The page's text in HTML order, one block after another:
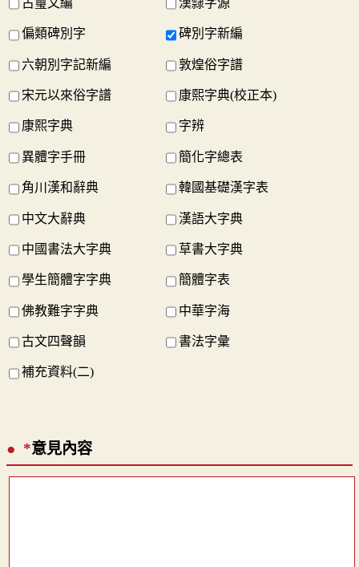
古璽文編 漢隸字源
偏類碑別字 碑別字新編
六朝別字記新編 敦煌俗字譜
宋元以來俗字譜 康熙字典(校正本)
康熙字典 字辨
異體字手冊 簡化字總表
角川漢和辭典 韓國基礎漢字表
中文大辭典 漢語大字典
中國書法大字典 草書大字典
學生簡體字字典 簡體字表
佛教難字字典 中華字海
古文四聲韻 書法字彙
補充資料(二)
*意見內容